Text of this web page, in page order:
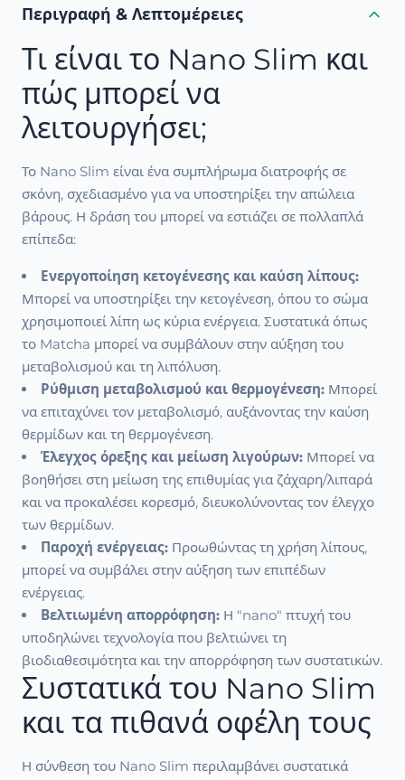
Περιγραφή & Λεπτομέρειες
Τι είναι το Nano Slim και
πώς μπορεί να
λειτουργήσει;
Το Nano Slim είναι ένα συμπλήρωμα διατροφής σε
σκόνη, σχεδιασμένο για να υποστηρίξει την απώλεια
βάρους. Η δράση του μπορεί να εστιάζει σε πολλαπλά
επίπεδα:
Ενεργοποίηση κετογένεσης και καύση λίπους:
Μπορεί να υποστηρίξει την κετογένεση, όπου το σώμα
χρησιμοποιεί λίπη ως κύρια ενέργεια. Συστατικά όπως
το Matcha μπορεί να συμβάλουν στην αύξηση του
μεταβολισμού και τη λιπόλυση.
Ρύθμιση μεταβολισμού και θερμογένεση: Μπορεί
να επιταχύνει τον μεταβολισμό, αυξάνοντας την καύση
θερμίδων και τη θερμογένεση.
Έλεγχος όρεξης και μείωση λιγούρων: Μπορεί να
βοηθήσει στη μείωση της επιθυμίας για ζάχαρη/λιπαρά
και να προκαλέσει κορεσμό, διευκολύνοντας τον έλεγχο
των θερμίδων.
Παροχή ενέργειας: Προωθώντας τη χρήση λίπους,
μπορεί να συμβάλει στην αύξηση των επιπέδων
ενέργειας.
Βελτιωμένη απορρόφηση: Η "nano" πτυχή του
υποδηλώνει τεχνολογία που βελτιώνει τη
βιοδιαθεσιμότητα και την απορρόφηση των συστατικών.
Συστατικά του Nano Slim
και τα πιθανά οφέλη τους
Η σύνθεση του Nano Slim περιλαμβάνει συστατικά